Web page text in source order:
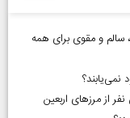
۳۰ صبحانه سریع، سالم و مقوی برای همه
نمی‌یابند؟